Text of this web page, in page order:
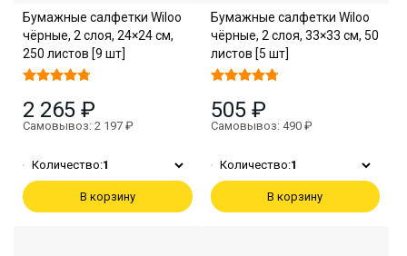
Бумажные салфетки Wiloo
чёрные, 2 слоя, 24×24 см,
250 листов [9 шт]
2 265 ₽
Самовывоз: 2 197 ₽
Количество:1
В корзину
Бумажные салфетки Wiloo
чёрные, 2 слоя, 33×33 см, 50
листов [5 шт]
505 ₽
Самовывоз: 490 ₽
Количество:1
В корзину